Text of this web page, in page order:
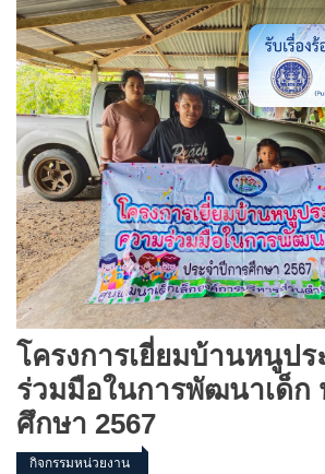
โครงการเยี่ยมบ้านหนูป
ร่วมมือในการพัฒนาเด็ก
ศึกษา 2567
กิจกรรมหน่วยงาน